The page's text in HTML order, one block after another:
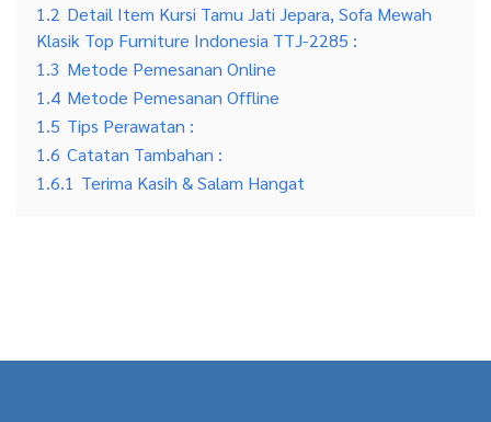
1.2 Detail Item Kursi Tamu Jati Jepara, Sofa Mewah
Klasik Top Furniture Indonesia TTJ-2285 :
1.3 Metode Pemesanan Online
1.4 Metode Pemesanan Offline
1.5 Tips Perawatan :
1.6 Catatan Tambahan :
1.6.1 Terima Kasih & Salam Hangat